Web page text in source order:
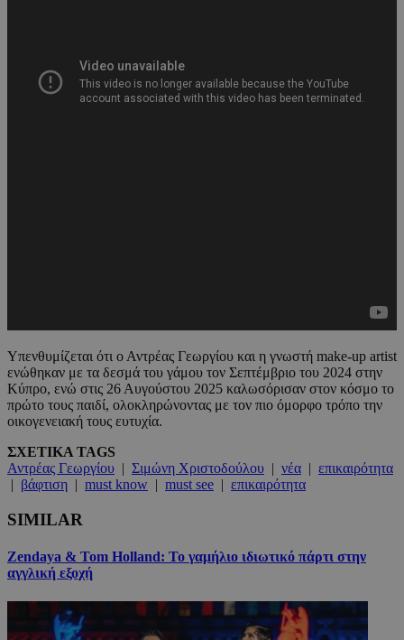
Υπενθυμίζεται ότι ο Αντρέας Γεωργίου και η γνωστή make-up artist
ενώθηκαν με τα δεσμά του γάμου τον Σεπτέμβριο του 2024 στην
Κύπρο, ενώ στις 26 Αυγούστου 2025 καλωσόρισαν στον κόσμο το
πρώτο τους παιδί, ολοκληρώνοντας με τον πιο όμορφο τρόπο την
οικογενειακή τους ευτυχία.
ΣΧΕΤΙΚΑ TAGS
Αντρέας Γεωργίου | Σιμώνη Χριστοδούλου | νέα | επικαιρότητα
| βάφτιση | must know | must see | επικαιρότητα
SIMILAR
Zendaya & Tom Holland: Το γαμήλιο ιδιωτικό πάρτι στην
αγγλική εξοχή